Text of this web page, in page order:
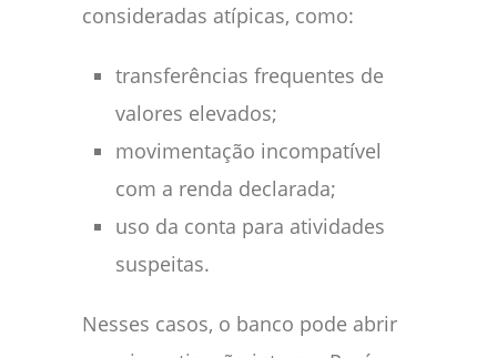
consideradas atípicas, como:
transferências frequentes de
valores elevados;
movimentação incompatível
com a renda declarada;
uso da conta para atividades
suspeitas.
Nesses casos, o banco pode abrir